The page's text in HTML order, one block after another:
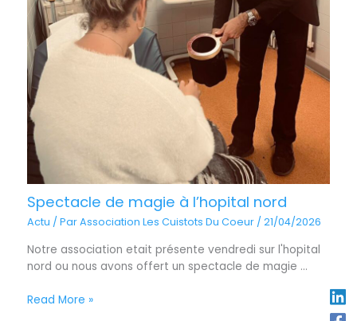
Spectacle de magie à l’hopital nord
Actu / ParAssociation Les Cuistots Du Coeur /21/04/2026
Notre association etait présente vendredi sur l'hopital
nord ou nous avons offert un spectacle de magie ...
Read More »